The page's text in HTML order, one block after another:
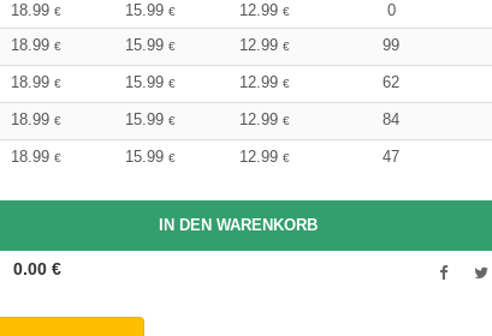
18.99 € 15.99 € 12.99 €
0
18.99 € 15.99 € 12.99 € 99
18.99 € 15.99 € 12.99 € 62
18.99 € 15.99 € 12.99 € 84
18.99 € 15.99 € 12.99 € 47
0.00 €